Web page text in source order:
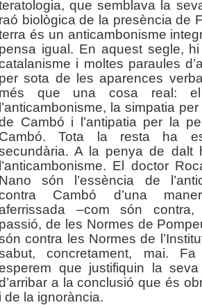
que semblava la
raó biològica de la presència de
és un anticambonisme
pensa igual. En aquest segle,
i moltes paraules
per sota de les aparences
més que una cosa real: el
l’anticambonisme, la simpatia
Cambó i l’antipatia per la
Cambó. Tota la resta ha
A la penya de dalt
l’anticambonisme. El doctor
Nano són l’essència de
Cambó d’una
–com són
passió, de les Normes de
contra les Normes de
concretament, mai.
que justifiquin la
a la conclusió que és
i de la ignorància.